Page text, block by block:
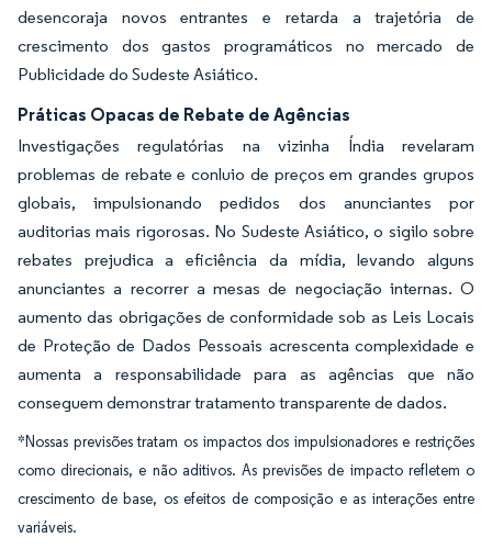
desencoraja novos entrantes e retarda a trajetória de
crescimento dos gastos programáticos no mercado de
Publicidade do Sudeste Asiático.
Práticas Opacas de Rebate de Agências
Investigações regulatórias na vizinha Índia revelaram
problemas de rebate e conluio de preços em grandes grupos
globais, impulsionando pedidos dos anunciantes por
auditorias mais rigorosas. No Sudeste Asiático, o sigilo sobre
rebates prejudica a eficiência da mídia, levando alguns
anunciantes a recorrer a mesas de negociação internas. O
aumento das obrigações de conformidade sob as Leis Locais
de Proteção de Dados Pessoais acrescenta complexidade e
aumenta a responsabilidade para as agências que não
conseguem demonstrar tratamento transparente de dados.
*Nossas previsões tratam os impactos dos impulsionadores e restrições
como direcionais, e não aditivos. As previsões de impacto refletem o
crescimento de base, os efeitos de composição e as interações entre
variáveis.